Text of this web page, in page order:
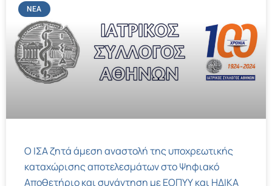
ΝΈΑ
Ο ΙΣΑ ζητά άμεση αναστολή της υποχρεωτικής
καταχώρισης αποτελεσμάτων στο Ψηφιακό
Αποθετήριο και συνάντηση με ΕΟΠΥΥ και ΗΔΙΚΑ